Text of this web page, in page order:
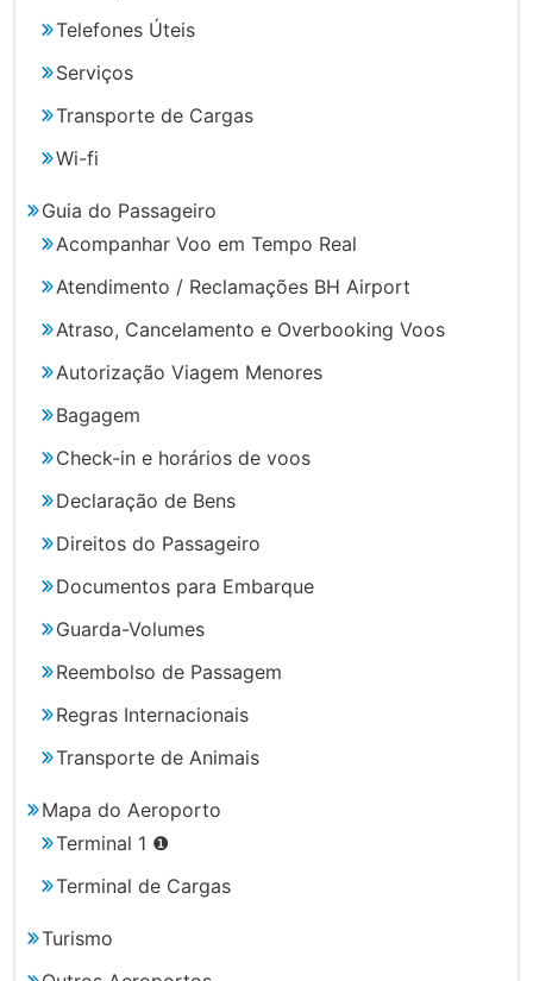
Telefones Úteis
Serviços
Transporte de Cargas
Wi-fi
Guia do Passageiro
Acompanhar Voo em Tempo Real
Atendimento / Reclamações BH Airport
Atraso, Cancelamento e Overbooking Voos
Autorização Viagem Menores
Bagagem
Check-in e horários de voos
Declaração de Bens
Direitos do Passageiro
Documentos para Embarque
Guarda-Volumes
Reembolso de Passagem
Regras Internacionais
Transporte de Animais
Mapa do Aeroporto
Terminal 1 ❶
Terminal de Cargas
Turismo